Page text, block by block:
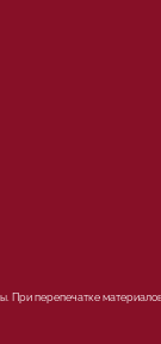
перепечатке